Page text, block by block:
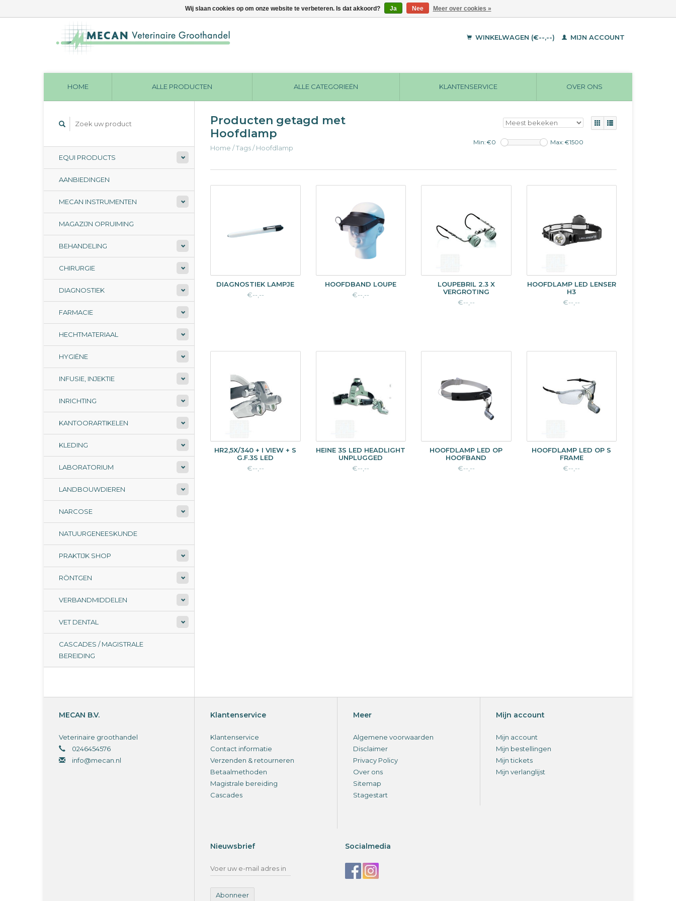
WINKELWAGEN (€--,--) MIJN ACCOUNT
HOME ALLE PRODUCTEN ALLE CATEGORIEËN KLANTENSERVICE OVER ONS
EQUI PRODUCTS
AANBIEDINGEN
MECAN INSTRUMENTEN
MAGAZIJN OPRUIMING
BEHANDELING
CHIRURGIE
DIAGNOSTIEK
FARMACIE
HECHTMATERIAAL
HYGIËNE
INFUSIE, INJEKTIE
INRICHTING
KANTOORARTIKELEN
KLEDING
LABORATORIUM
LANDBOUWDIEREN
NARCOSE
NATUURGENEESKUNDE
PRAKTIJK SHOP
RÖNTGEN
VERBANDMIDDELEN
VET DENTAL
CASCADES / MAGISTRALE
BEREIDING
Producten getagd met
Hoofdlamp
Home /Tags/Hoofdlamp
Min: €0 Max: €1500
DIAGNOSTIEK LAMPJE
€--,--
HOOFDBAND LOUPE
€--,--
LOUPEBRIL 2.3 X
VERGROTING
€--,--
HOOFDLAMP LED LENSER
H3
€--,--
HR2,5X/340 + I VIEW + S
G.F.3S LED
€--,--
HEINE 3S LED HEADLIGHT
UNPLUGGED
€--,--
HOOFDLAMP LED OP
HOOFBAND
€--,--
HOOFDLAMP LED OP S
FRAME
€--,--
MECAN B.V.
Veterinaire groothandel
0246454576
info@mecan.nl
Klantenservice
Klantenservice
Contact informatie
Verzenden & retourneren
Betaalmethoden
Magistrale bereiding
Cascades
Meer
Algemene voorwaarden
Disclaimer
Privacy Policy
Over ons
Sitemap
Stagestart
Mijn account
Mijn account
Mijn bestellingen
Mijn tickets
Mijn verlanglijst
Nieuwsbrief
Abonneer
Socialmedia
Wij slaan cookies op om onze website te verbeteren. Is dat akkoord? Ja Nee Meer over cookies »